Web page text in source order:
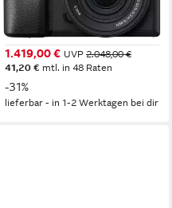
24,2 MP
Auflösung Foto
4K Ultra HD
Auflösung Video
16–50 mm Brennweite
1.419,00 € UVP 2.048,00 €
41,20 € mtl. in 48 Raten
-31%
lieferbar - in 1-2 Werktagen bei dir